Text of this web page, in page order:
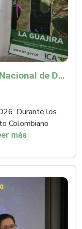
ICA superó la meta del Plan Nacional de Desarrollo y abrió 61 mercados internacionales
Durante los
Colombiano
más